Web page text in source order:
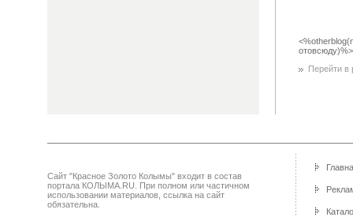
отовсюду)%>
Перейти в
Сайт "Красное Золото Колымы" входит в состав
портала КОЛЫМА.RU. При полном или частичном
использовании материалов, ссылка на сайт
обязательна.